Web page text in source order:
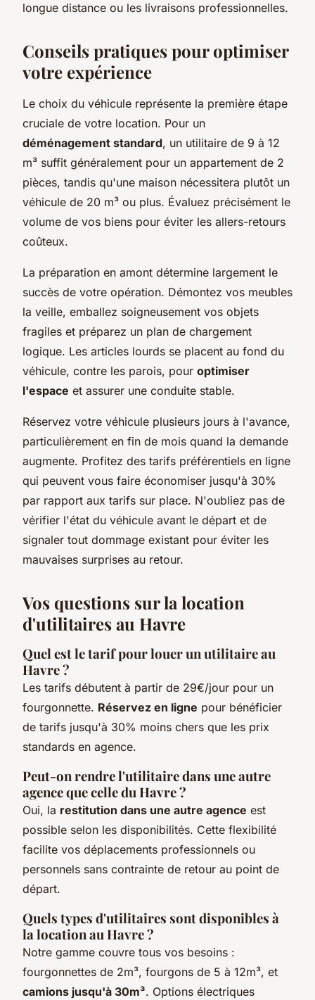
longue distance ou les livraisons professionnelles.
Conseils pratiques pour optimiser
votre expérience
Le choix du véhicule représente la première étape
cruciale de votre location. Pour un
déménagement standard, un utilitaire de 9 à 12
m³ suffit généralement pour un appartement de 2
pièces, tandis qu'une maison nécessitera plutôt un
véhicule de 20 m³ ou plus. Évaluez précisément le
volume de vos biens pour éviter les allers-retours
coûteux.
La préparation en amont détermine largement le
succès de votre opération. Démontez vos meubles
la veille, emballez soigneusement vos objets
fragiles et préparez un plan de chargement
logique. Les articles lourds se placent au fond du
véhicule, contre les parois, pour optimiser
l'espace et assurer une conduite stable.
Réservez votre véhicule plusieurs jours à l'avance,
particulièrement en fin de mois quand la demande
augmente. Profitez des tarifs préférentiels en ligne
qui peuvent vous faire économiser jusqu'à 30%
par rapport aux tarifs sur place. N'oubliez pas de
vérifier l'état du véhicule avant le départ et de
signaler tout dommage existant pour éviter les
mauvaises surprises au retour.
Vos questions sur la location
d'utilitaires au Havre
Quel est le tarif pour louer un utilitaire au
Havre ?
Les tarifs débutent à partir de 29€/jour pour un
fourgonnette. Réservez en ligne pour bénéficier
de tarifs jusqu'à 30% moins chers que les prix
standards en agence.
Peut-on rendre l'utilitaire dans une autre
agence que celle du Havre ?
Oui, la restitution dans une autre agence est
possible selon les disponibilités. Cette flexibilité
facilite vos déplacements professionnels ou
personnels sans contrainte de retour au point de
départ.
Quels types d'utilitaires sont disponibles à
la location au Havre ?
Notre gamme couvre tous vos besoins :
fourgonnettes de 2m³, fourgons de 5 à 12m³, et
camions jusqu'à 30m³. Options électriques